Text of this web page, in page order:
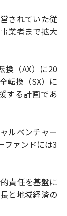
されていた従
業者まで拡大
換（AX）に20
転換（SX）に
する計画であ
ルベンチャー
ファンドには3
責任を基盤に
と地域経済の